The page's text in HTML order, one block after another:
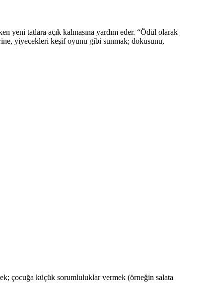
yeni tatlara açık kalmasına yardım eder. “Ödül olarak
yiyecekleri keşif oyunu gibi sunmak; dokusunu,
çocuğa küçük sorumluluklar vermek (örneğin salata